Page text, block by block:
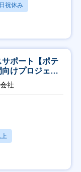
祝休み
ポート【ポテ
けプロジェク
社